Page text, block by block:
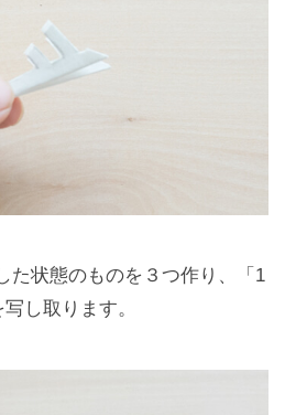
た状態のものを３つ作り、「1
し取ります。